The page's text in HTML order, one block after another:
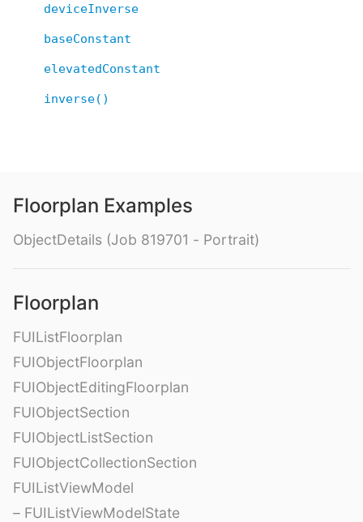
deviceInverse
baseConstant
elevatedConstant
inverse()
Floorplan Examples
ObjectDetails (Job 819701 - Portrait)
Floorplan
FUIListFloorplan
FUIObjectFloorplan
FUIObjectEditingFloorplan
FUIObjectSection
FUIObjectListSection
FUIObjectCollectionSection
FUIListViewModel
– FUIListViewModelState